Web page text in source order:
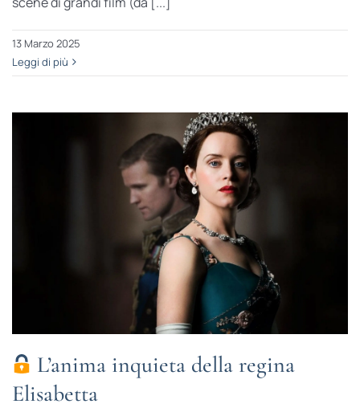
13 Marzo 2025
Leggi di più
L’anima inquieta della regina
Elisabetta